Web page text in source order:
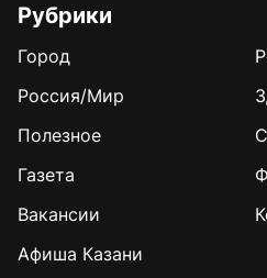
Рубрики
Город
Россия/Мир
Полезное
Газета
Вакансии
Афиша Казани